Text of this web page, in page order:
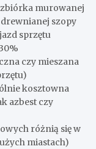
murowanej
szopy
sprzętu
czy mieszana
kosztowna
azbest czy
różnią się w
miastach)